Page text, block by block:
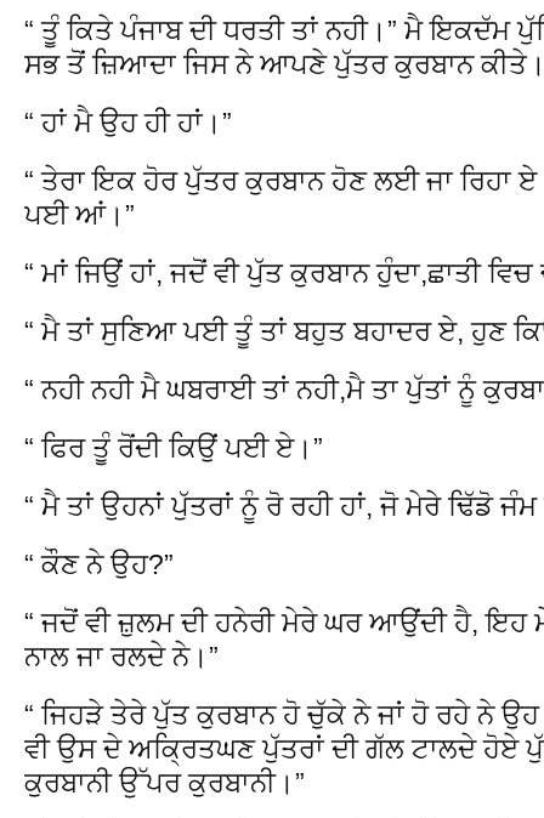
“ ਤੂੰ ਕਿਤੇ ਪੰਜਾਬ ਦੀ ਧਰਤੀ ਤਾਂ ਨਹੀ।” ਮੈ ਇਕਦੱਮ
ਸਭ ਤੋਂ ਜ਼ਿਆਦਾ ਜਿਸ ਨੇ ਆਪਣੇ ਪੁੱਤਰ ਕੁਰਬਾਨ
“ ਹਾਂ ਮੈ ਉਹ ਹੀ ਹਾਂ।”
“ ਤੇਰਾ ਇਕ ਹੋਰ ਪੁੱਤਰ ਕੁਰਬਾਨ ਹੋਣ ਲਈ ਜਾ ਰਿਹਾ
ਪਈ ਆਂ।”
“ ਮਾਂ ਜਿਉਂ ਹਾਂ, ਜਦੋਂ ਵੀ ਪੁੱਤ ਕੁਰਬਾਨ ਹੁੰਦਾ,ਛਾਤੀ ਵਿਚ
“ ਮੈ ਤਾਂ ਸੁਣਿਆ ਪਈ ਤੂੰ ਤਾਂ ਬਹੁਤ ਬਹਾਦਰ ਏ, ਹੁਣ
“ ਨਹੀ ਨਹੀ ਮੈ ਘਬਰਾਈ ਤਾਂ ਨਹੀ,ਮੈ ਤਾ ਪੁੱਤਾਂ ਨੂੰ
“ ਫਿਰ ਤੂੰ ਰੋਂਦੀ ਕਿਉਂ ਪਈ ਏ।”
“ ਮੈ ਤਾਂ ਉਹਨਾਂ ਪੁੱਤਰਾਂ ਨੂੰ ਰੋ ਰਹੀ ਹਾਂ, ਜੋ ਮੇਰੇ ਢਿੱਡੋ
“ ਕੌਣ ਨੇ ਉਹ?”
“ ਜਦੋਂ ਵੀ ਜ਼ੁਲਮ ਦੀ ਹਨੇਰੀ ਮੇਰੇ ਘਰ ਆਉਂਦੀ ਹੈ, ਇਹ
ਨਾਲ ਜਾ ਰਲਦੇ ਨੇ।”
“ ਜਿਹੜੇ ਤੇਰੇ ਪੁੱਤ ਕੁਰਬਾਨ ਹੋ ਚੁੱਕੇ ਨੇ ਜਾਂ ਹੋ ਰਹੇ ਨੇ
ਵੀ ਉਸ ਦੇ ਅਕ੍ਰਿਤਘਣ ਪੁੱਤਰਾਂ ਦੀ ਗੱਲ ਟਾਲਦੇ ਹੋਏ
ਕੁਰਬਾਨੀ ਉੱਪਰ ਕੁਰਬਾਨੀ।”